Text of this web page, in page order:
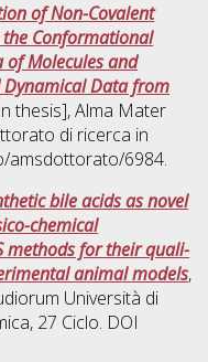
of Non-Covalent
the Conformational
of Molecules and
Data from
thesis], Alma Mater
di ricerca in
amsdottorato/6984.
bile acids as novel
chemical
methods for their quali-
animal models,
Università di
, 27 Ciclo. DOI